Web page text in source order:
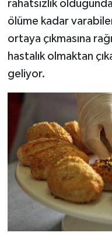
rahatsızlık
ölüme kadar
ortaya çıkmasına
hastalık olmaktan
geliyor.